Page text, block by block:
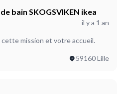
bain SKOGSVIKEN ikea
il y a 1 an
mission et votre accueil.
59160 Lille